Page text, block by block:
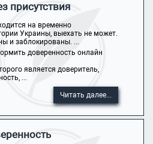
присутствия
на временно
Украины, выехать не может.
и заблокированы. ...
доверенность онлайн
является доверитель,
...
Читать далее...